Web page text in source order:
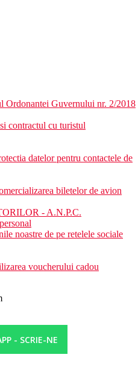
Ordonantei Guvernului nr. 2/2018
contractul cu turistul
datelor pentru contactele de
biletelor de avion
- A.N.P.C.
noastre de pe retelele sociale
voucherului cadou
- SCRIE-NE